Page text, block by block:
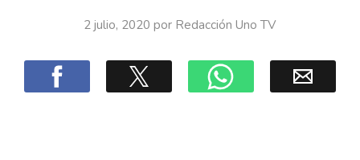
2 julio, 2020 por Redacción Uno TV